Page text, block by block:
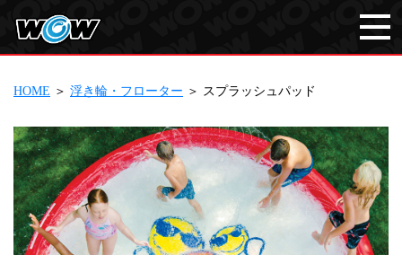
HOME ＞ 浮き輪・フローター ＞ スプラッシュパッド